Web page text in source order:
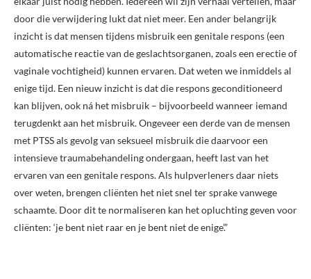
door die verwijdering lukt dat niet meer. Een ander belangrijk
inzicht is dat mensen tijdens misbruik een genitale respons (een
automatische reactie van de geslachtsorganen, zoals een erectie of
vaginale vochtigheid) kunnen ervaren. Dat weten we inmiddels al
enige tijd. Een nieuw inzicht is dat die respons geconditioneerd
kan blijven, ook ná het misbruik – bijvoorbeeld wanneer iemand
terugdenkt aan het misbruik. Ongeveer een derde van de mensen
met PTSS als gevolg van seksueel misbruik die daarvoor een
intensieve traumabehandeling ondergaan, heeft last van het
ervaren van een genitale respons. Als hulpverleners daar niets
over weten, brengen cliënten het niet snel ter sprake vanwege
schaamte. Door dit te normaliseren kan het opluchting geven voor
cliënten: ‘je bent niet raar en je bent niet de enige’.”